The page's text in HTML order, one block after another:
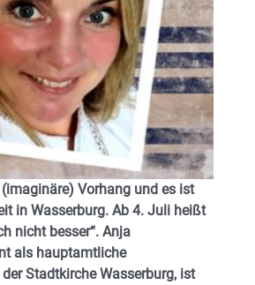
Vorhang und es ist
in Wasserburg. Ab 4. Juli heißt
nicht besser“. Anja
als hauptamtliche
Stadtkirche Wasserburg, ist